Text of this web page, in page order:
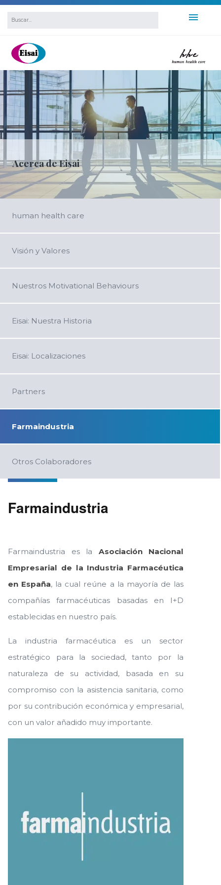
Acerca de Eisai
human health care
Visión y Valores
Nuestros Motivational Behaviours
Eisai: Nuestra Historia
Eisai: Localizaciones
Partners
Farmaindustria
Otros Colaboradores
Farmaindustria
Farmaindustria es la Asociación Nacional
Empresarial de la Industria Farmacéutica
en España, la cual reúne a la mayoría de las
compañías farmacéuticas basadas en I+D
establecidas en nuestro país.
La industria farmacéutica es un sector
estratégico para la sociedad, tanto por la
naturaleza de su actividad, basada en su
compromiso con la asistencia sanitaria, como
por su contribución económica y empresarial,
con un valor añadido muy importante.